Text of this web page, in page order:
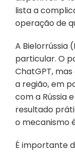
lista a
operação de
A Bielorrússia
particular. O
ChatGPT,
a região, em
com a Rússia
resultado
o mecanismo